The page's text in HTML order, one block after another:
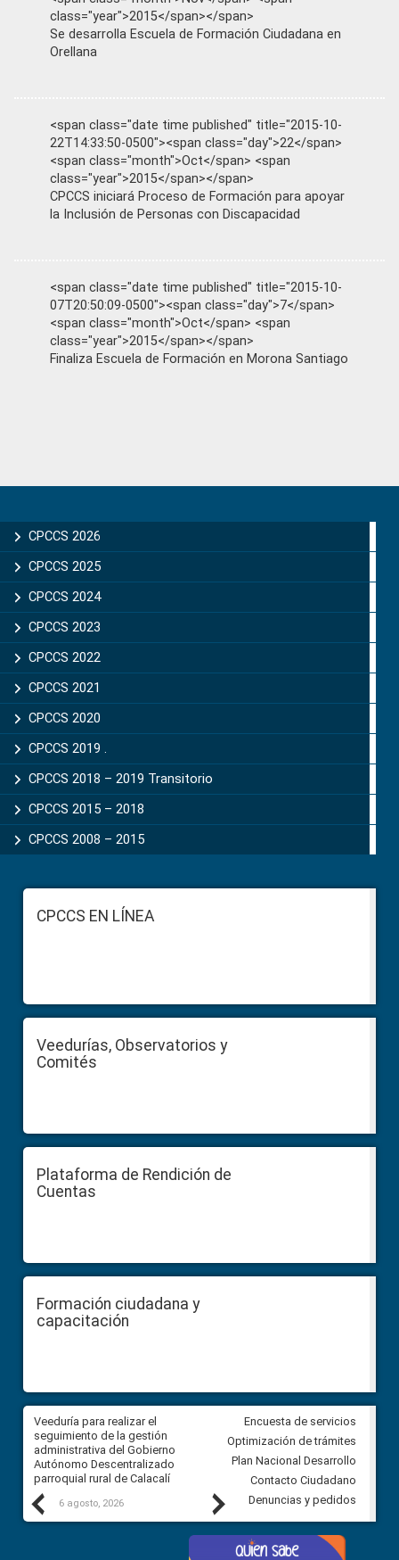
class="year">2015</span></span>
Se desarrolla Escuela de Formación Ciudadana en
Orellana
<span class="date time published" title="2015-10-
22T14:33:50-0500"><span class="day">22</span>
<span class="month">Oct</span> <span
class="year">2015</span></span>
CPCCS iniciará Proceso de Formación para apoyar
la Inclusión de Personas con Discapacidad
<span class="date time published" title="2015-10-
07T20:50:09-0500"><span class="day">7</span>
<span class="month">Oct</span> <span
class="year">2015</span></span>
Finaliza Escuela de Formación en Morona Santiago
Sidebar
CPCCS 2026
CPCCS 2025
CPCCS 2024
CPCCS 2023
CPCCS 2022
CPCCS 2021
CPCCS 2020
CPCCS 2019 .
CPCCS 2018 – 2019 Transitorio
CPCCS 2015 – 2018
CPCCS 2008 – 2015
FooterCPCCS EN LÍNEA
Veedurías, Observatorios y
Comités
Plataforma de Rendición de
Cuentas
Formación ciudadana y
capacitación
Previous
Veeduría para realizar el
seguimiento de la gestión
administrativa del Gobierno
Autónomo Descentralizado
parroquial rural de Calacalí
6 agosto, 2026
Veeduría para vigilar los
derivados de la Audiencia
comunidad Urbina, parroquia
Carolina
5 agosto, 2026
Next
Encuesta de servicios
Optimización de trámites
Plan Nacional Desarrollo
Contacto Ciudadano
Denuncias y pedidos